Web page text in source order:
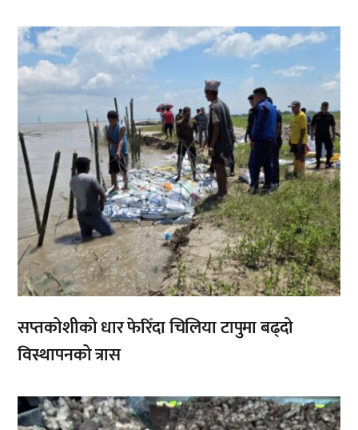
,
सप्तकोशीको धार फेरिँदा चिलिया टापुमा बढ्दो
विस्थापनको त्रास
,